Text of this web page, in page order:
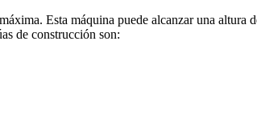
Esta máquina puede alcanzar una altura
de construcción son: